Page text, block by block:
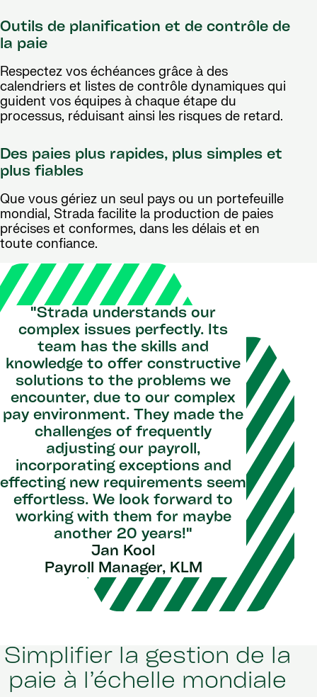
Outils de planification et de contrôle de
la paie
Respectez vos échéances grâce à des
calendriers et listes de contrôle dynamiques qui
guident vos équipes à chaque étape du
processus, réduisant ainsi les risques de retard.
Des paies plus rapides, plus simples et
plus fiables
Que vous gériez un seul pays ou un portefeuille
mondial, Strada facilite la production de paies
précises et conformes, dans les délais et en
toute confiance.
"Strada understands our
complex issues perfectly. Its
team has the skills and
knowledge to offer constructive
solutions to the problems we
encounter, due to our complex
pay environment. They made the
challenges of frequently
adjusting our payroll,
incorporating exceptions and
effecting new requirements seem
effortless. We look forward to
working with them for maybe
another 20 years!​"
Jan Kool
Payroll Manager, KLM
Simplifier la gestion de la
paie à l’échelle mondiale